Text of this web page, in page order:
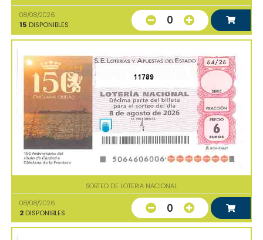
08/08/2026
15 DISPONIBLES 0
11789
SORTEO DE LOTERIA NACIONAL
08/08/2026
2 DISPONIBLES 0